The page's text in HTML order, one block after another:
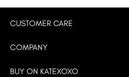
CUSTOMER CARE
COMPANY
BUY ON KATEXOXO